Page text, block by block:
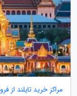
مراکز خرید تایلند از